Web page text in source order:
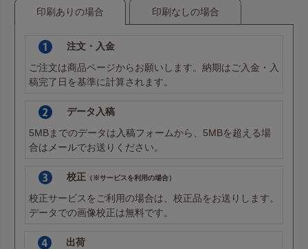
印刷ありの場合 印刷なしの場合
注文・入金
ご注文は商品ページからお願いします。納期はご入金・入
稿完了日を基準に計算されます。
データ入稿
5MBまでのデータは 入稿フォームから、5MBを超える場
合は メールでお送りください。
校正 （※サービスを利用の場合）
校正サービスをご利用の場合は、校正品をお送りします。
データでの画像校正は無料です。
出荷